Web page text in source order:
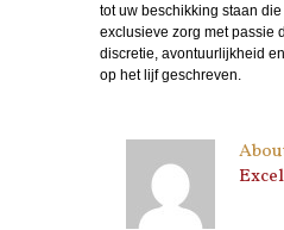
tot uw beschikking staan
exclusieve zorg met passie
discretie, avontuurlijkheid
op het lijf geschreven.